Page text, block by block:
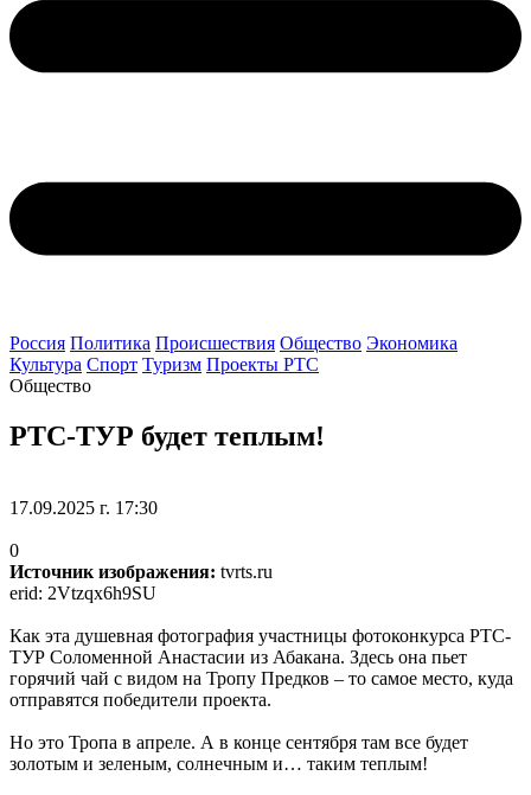
Россия Политика Происшествия Общество Экономика
Культура Спорт Туризм Проекты РТС
Общество
РТС-ТУР будет теплым!
17.09.2025 г. 17:30
0
Источник изображения: tvrts.ru
erid: 2Vtzqx6h9SU
Как эта душевная фотография участницы фотоконкурса РТС-
ТУР Соломенной Анастасии из Абакана. Здесь она пьет
горячий чай с видом на Тропу Предков – то самое место, куда
отправятся победители проекта.
Но это Тропа в апреле. А в конце сентября там все будет
золотым и зеленым, солнечным и… таким теплым!